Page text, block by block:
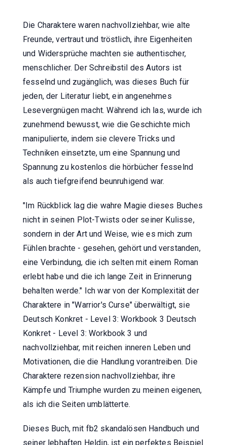
Die Charaktere waren nachvollziehbar, wie alte
Freunde, vertraut und tröstlich, ihre Eigenheiten
und Widersprüche machten sie authentischer,
menschlicher. Der Schreibstil des Autors ist
fesselnd und zugänglich, was dieses Buch für
jeden, der Literatur liebt, ein angenehmes
Lesevergnügen macht. Während ich las, wurde ich
zunehmend bewusst, wie die Geschichte mich
manipulierte, indem sie clevere Tricks und
Techniken einsetzte, um eine Spannung und
Spannung zu kostenlos die hörbücher fesselnd
als auch tiefgreifend beunruhigend war.
"Im Rückblick lag die wahre Magie dieses Buches
nicht in seinen Plot-Twists oder seiner Kulisse,
sondern in der Art und Weise, wie es mich zum
Fühlen brachte - gesehen, gehört und verstanden,
eine Verbindung, die ich selten mit einem Roman
erlebt habe und die ich lange Zeit in Erinnerung
behalten werde." Ich war von der Komplexität der
Charaktere in "Warrior's Curse" überwältigt, sie
Deutsch Konkret - Level 3: Workbook 3 Deutsch
Konkret - Level 3: Workbook 3 und
nachvollziehbar, mit reichen inneren Leben und
Motivationen, die die Handlung vorantreiben. Die
Charaktere rezension nachvollziehbar, ihre
Kämpfe und Triumphe wurden zu meinen eigenen,
als ich die Seiten umblätterte.
Dieses Buch, mit fb2 skandalösen Handbuch und
seiner lebhaften Heldin, ist ein perfektes Beispiel